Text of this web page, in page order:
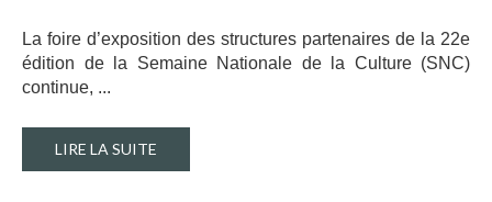
La foire d’exposition des structures partenaires de la 22e
édition de la Semaine Nationale de la Culture (SNC)
continue, ...
LIRE LA SUITE